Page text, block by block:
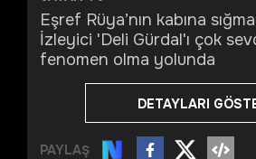
Eşref Rüya’nın kabına
İzleyici 'Deli Gürdal'ı çok
fenomen olma yolunda
DETAYLARI
PAYLAŞ